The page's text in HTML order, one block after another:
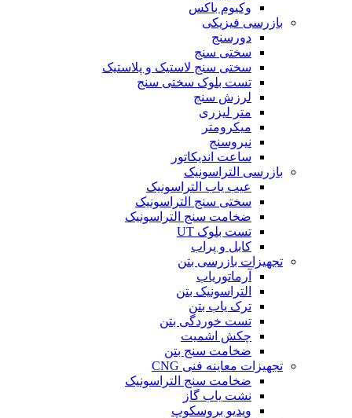
وکیوم باکس
بازرسی فیزیکی
دورسنج
سختی سنج
سختی سنج لاستیک و پلاستیک
تست بلوک سختی سنج
لرزش سنج
متر لیزری
میکرومتر
نیروسنج
ساعت اندیکاتور
بازرسی التراسونیک
عیب یاب التراسونیک
سختی سنج التراسونیک
ضخامت سنج التراسونیک
تست بلوک UT
کابل و پراب
تجهیزات بازرسی بتن
آرماتوریاب
التراسونیک بتن
ترک یاب بتن
تست خوردگی بتن
چکش اشمیت
ضخامت سنج بتن
تجهیزات معاینه فنی CNG
ضخامت سنج التراسونیک
نشت یاب گاز
ویدیو بروسکوپ